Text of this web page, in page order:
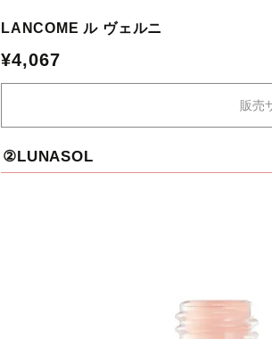
LANCOME ル ヴェルニ
¥4,067
販売
②LUNASOL